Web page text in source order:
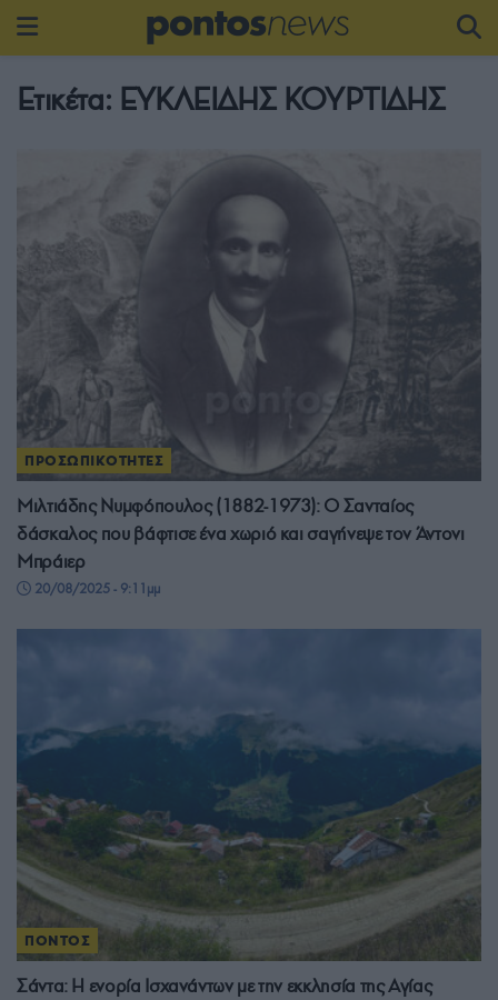
Ετικέτα: ΕΥΚΛΕΙΔΗΣ ΚΟΥΡΤΙΔΗΣ
ΠΡΟΣΩΠΙΚΟΤΗΤΕΣ
Μιλτιάδης Νυμφόπουλος (1882-1973): Ο Σανταίος
δάσκαλος που βάφτισε ένα χωριό και σαγήνεψε τον Άντονι
Μπράιερ
20/08/2025 - 9:11μμ
ΠΟΝΤΟΣ
Σάντα: Η ενορία Ισχανάντων με την εκκλησία της Αγίας